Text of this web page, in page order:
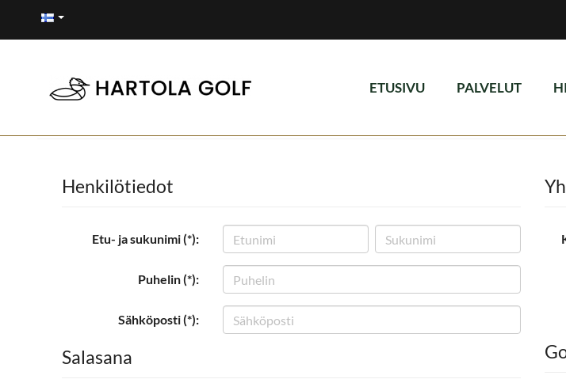
ETUSIVU PALVELUT
Henkilötiedot
Etu- ja sukunimi (*):
Puhelin (*):
Sähköposti (*):
Salasana